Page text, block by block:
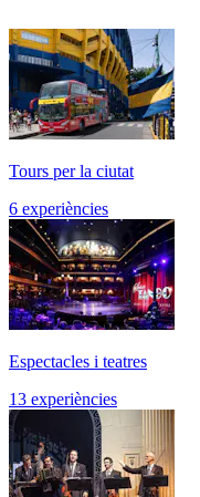
Tours per la ciutat
6 experiències
Espectacles i teatres
13 experiències